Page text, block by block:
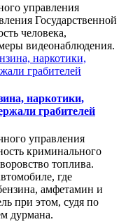
управления
Государственной
человека,
видеонаблюдения.
наркотики,
грабителей
управления
криминального
топлива.
где
амфетамин и
при этом, судя по
дурмана.